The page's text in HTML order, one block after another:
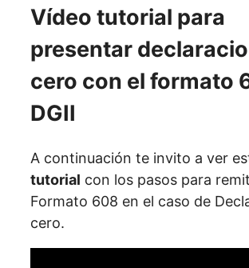
Vídeo tutorial para
presentar
cero con el formato
DGII
A continuación te invito a ver
tutorial con los pasos para
Formato 608 en el caso de
cero.